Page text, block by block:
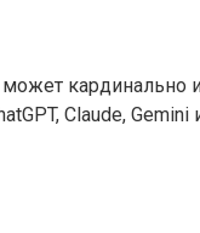
кардинально
Claude,